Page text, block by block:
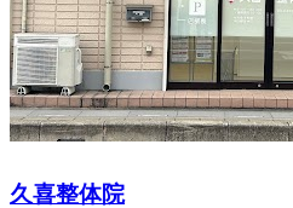
久喜整体院